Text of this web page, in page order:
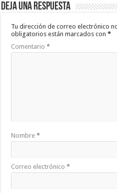
Deja una respuesta
Tu dirección de correo electrónico
obligatorios están marcados con*
Comentario*
Nombre*
Correo electrónico*